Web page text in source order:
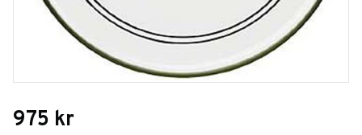
975 kr